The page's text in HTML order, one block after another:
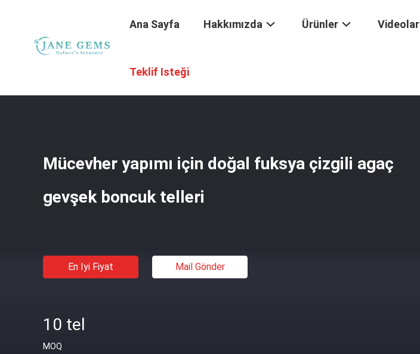
Ana Sayfa Hakkımızda Ürünler Videolar
Teklif Isteği
Mücevher yapımı için doğal fuksya çizgili agaç
gevşek boncuk telleri
En Iyi Fiyat Mail Gönder
10 tel
MOQ